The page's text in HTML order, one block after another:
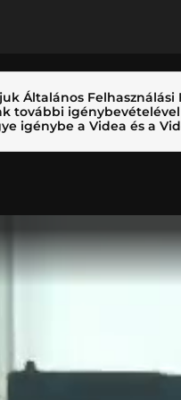
Általános
további
igénybe a Videa és a